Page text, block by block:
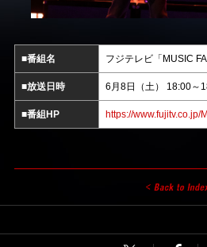
■番組名 フジテレビ「MUSIC
■放送日時 6月8日（土） 18:00～
■番組HP https://www.fujitv.co.jp/